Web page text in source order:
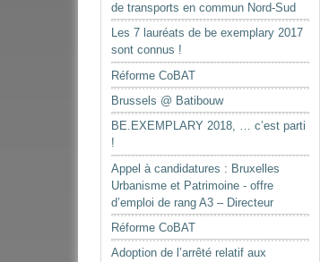
de transports en commun Nord-Sud
Les 7 lauréats de be exemplary 2017
sont connus !
Réforme CoBAT
Brussels @ Batibouw
BE.EXEMPLARY 2018, … c’est parti
!
Appel à candidatures : Bruxelles
Urbanisme et Patrimoine - offre
d’emploi de rang A3 – Directeur
Réforme CoBAT
Adoption de l’arrêté relatif aux